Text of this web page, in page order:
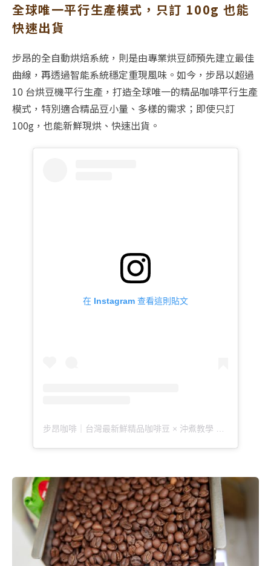
全球唯一平行生產模式，只訂 100g 也能
快速出貨
步昂的全自動烘焙系統，則是由專業烘豆師預先建立最佳
曲線，再透過智能系統穩定重現風味。如今，步昂以超過
10 台烘豆機平行生產，打造全球唯一的精品咖啡平行生產
模式，特別適合精品豆小量、多樣的需求；即使只訂
100g，也能新鮮現烘、快速出貨。
在 Instagram 查看這則貼文